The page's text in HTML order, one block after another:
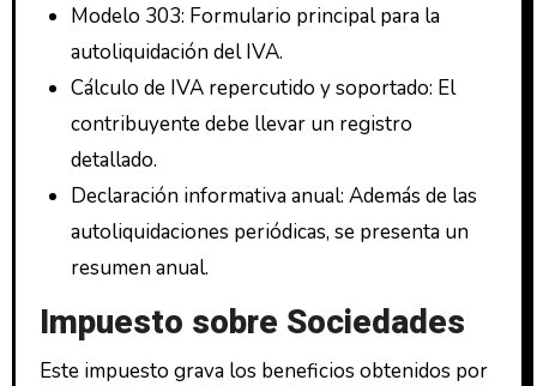
Modelo 303: Formulario principal para la
autoliquidación del IVA.
Cálculo de IVA repercutido y soportado: El
contribuyente debe llevar un registro
detallado.
Declaración informativa anual: Además de las
autoliquidaciones periódicas, se presenta un
resumen anual.
Impuesto sobre Sociedades
Este impuesto grava los beneficios obtenidos por